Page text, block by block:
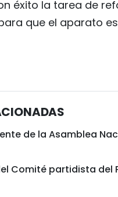
éxito la tarea de
que el aparato
de la Asamblea
Comité partidista